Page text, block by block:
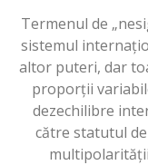
Termenul de
sistemul
altor puteri, dar
proporții
dezechilibre
către statutul